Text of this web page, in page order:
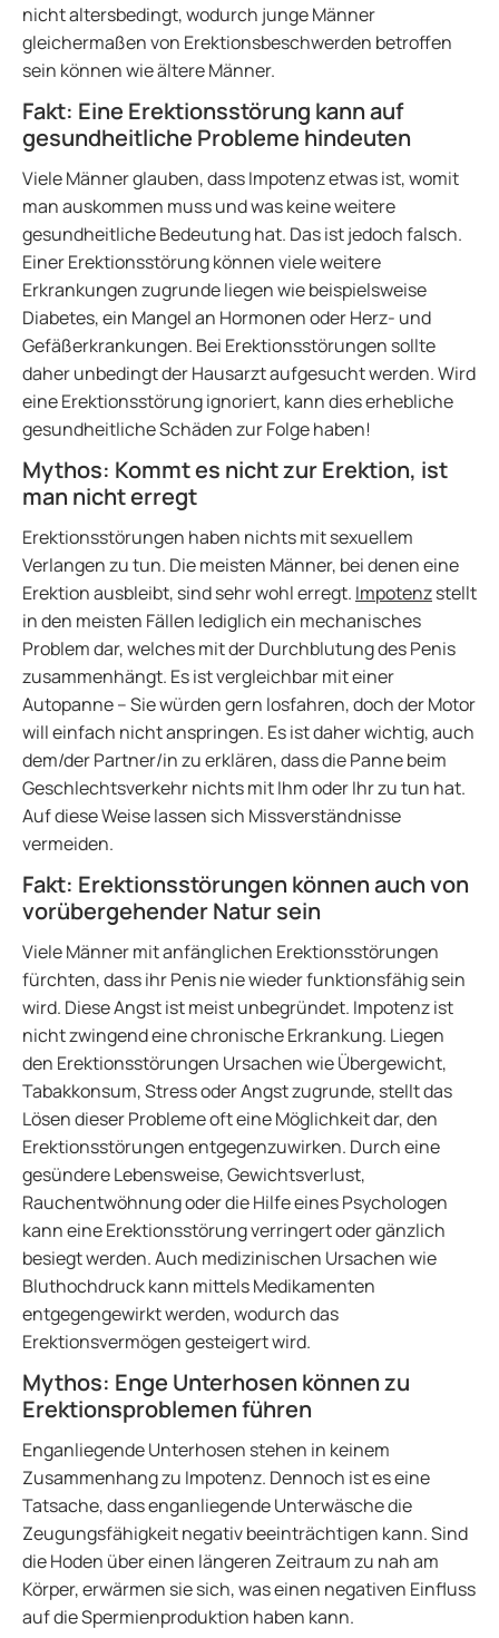
nicht altersbedingt, wodurch junge Männer
gleichermaßen von Erektionsbeschwerden betroffen
sein können wie ältere Männer.
Fakt: Eine Erektionsstörung kann auf
gesundheitliche Probleme hindeuten
Viele Männer glauben, dass Impotenz etwas ist, womit
man auskommen muss und was keine weitere
gesundheitliche Bedeutung hat. Das ist jedoch falsch.
Einer Erektionsstörung können viele weitere
Erkrankungen zugrunde liegen wie beispielsweise
Diabetes, ein Mangel an Hormonen oder Herz- und
Gefäßerkrankungen. Bei Erektionsstörungen sollte
daher unbedingt der Hausarzt aufgesucht werden. Wird
eine Erektionsstörung ignoriert, kann dies erhebliche
gesundheitliche Schäden zur Folge haben!
Mythos: Kommt es nicht zur Erektion, ist
man nicht erregt
Erektionsstörungen haben nichts mit sexuellem
Verlangen zu tun. Die meisten Männer, bei denen eine
Erektion ausbleibt, sind sehr wohl erregt. Impotenzstellt
in den meisten Fällen lediglich ein mechanisches
Problem dar, welches mit der Durchblutung des Penis
zusammenhängt. Es ist vergleichbar mit einer
Autopanne – Sie würden gern losfahren, doch der Motor
will einfach nicht anspringen. Es ist daher wichtig, auch
dem/der Partner/in zu erklären, dass die Panne beim
Geschlechtsverkehr nichts mit Ihm oder Ihr zu tun hat.
Auf diese Weise lassen sich Missverständnisse
vermeiden.
Fakt: Erektionsstörungen können auch von
vorübergehender Natur sein
Viele Männer mit anfänglichen Erektionsstörungen
fürchten, dass ihr Penis nie wieder funktionsfähig sein
wird. Diese Angst ist meist unbegründet. Impotenz ist
nicht zwingend eine chronische Erkrankung. Liegen
den Erektionsstörungen Ursachen wie Übergewicht,
Tabakkonsum, Stress oder Angst zugrunde, stellt das
Lösen dieser Probleme oft eine Möglichkeit dar, den
Erektionsstörungen entgegenzuwirken. Durch eine
gesündere Lebensweise, Gewichtsverlust,
Rauchentwöhnung oder die Hilfe eines Psychologen
kann eine Erektionsstörung verringert oder gänzlich
besiegt werden. Auch medizinischen Ursachen wie
Bluthochdruck kann mittels Medikamenten
entgegengewirkt werden, wodurch das
Erektionsvermögen gesteigert wird.
Mythos: Enge Unterhosen können zu
Erektionsproblemen führen
Enganliegende Unterhosen stehen in keinem
Zusammenhang zu Impotenz. Dennoch ist es eine
Tatsache, dass enganliegende Unterwäsche die
Zeugungsfähigkeit negativ beeinträchtigen kann. Sind
die Hoden über einen längeren Zeitraum zu nah am
Körper, erwärmen sie sich, was einen negativen Einfluss
auf die Spermienproduktion haben kann.